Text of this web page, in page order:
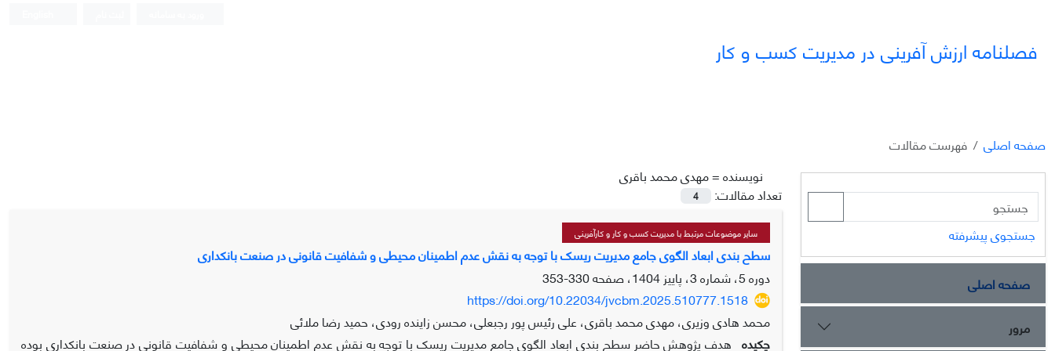
فصلنامه ارزش آفرینی در مدیریت کسب و کار
صفحه اصلی
فهرست مقالات
نویسنده =مهدی محمد باقری
تعداد مقالات:
4
سایر موضوعات مرتبط با مدیریت کسب و کار و کارآفرینی
سطح بندی ابعاد الگوی جامع مدیریت ریسک با توجه به نقش عدم اطمینان محیطی و شفافیت قانونی در صنعت بانکداری
دوره 5، شماره 3، پاییز 1404، صفحه
330-353
https://doi.org/10.22034/jvcbm.2025.510777.1518
محمد هادی وزیری، مهدی محمد باقری، علی رئیس پور رجبعلی، محسن زاینده رودی، حمید رضا ملائی
چکیده هدف پژوهش حاضر سطح بندی ابعاد الگوی جامع مدیریت ریسک با توجه به نقش عدم اطمینان محیطی و شفافیت قانونی در صنعت بانکداری بوده
جستجوی پیشرفته
صفحه اصلی
مرور